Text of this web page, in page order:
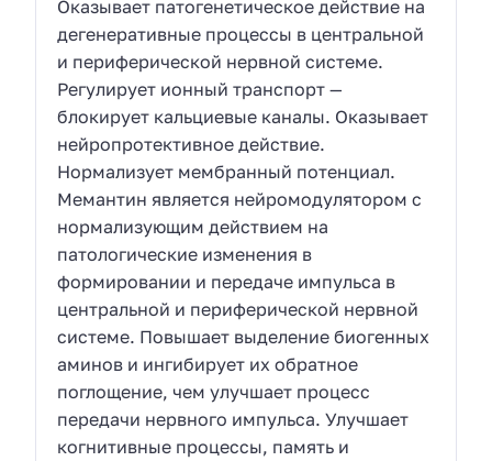
Оказывает патогенетическое действие на
дегенеративные процессы в центральной
и периферической нервной системе.
Регулирует ионный транспорт —
блокирует кальциевые каналы. Оказывает
нейропротективное действие.
Нормализует мембранный потенциал.
Мемантин является нейромодулятором с
нормализующим действием на
патологические изменения в
формировании и передаче импульса в
центральной и периферической нервной
системе. Повышает выделение биогенных
аминов и ингибирует их обратное
поглощение, чем улучшает процесс
передачи нервного импульса. Улучшает
когнитивные процессы, память и